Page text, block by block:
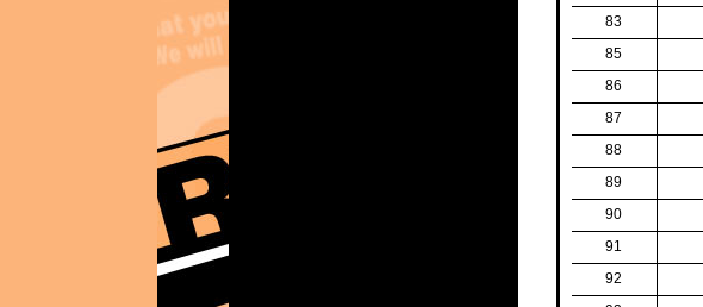
83
85
86
87
88
89
90
91
92